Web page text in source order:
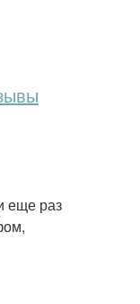
еще раз